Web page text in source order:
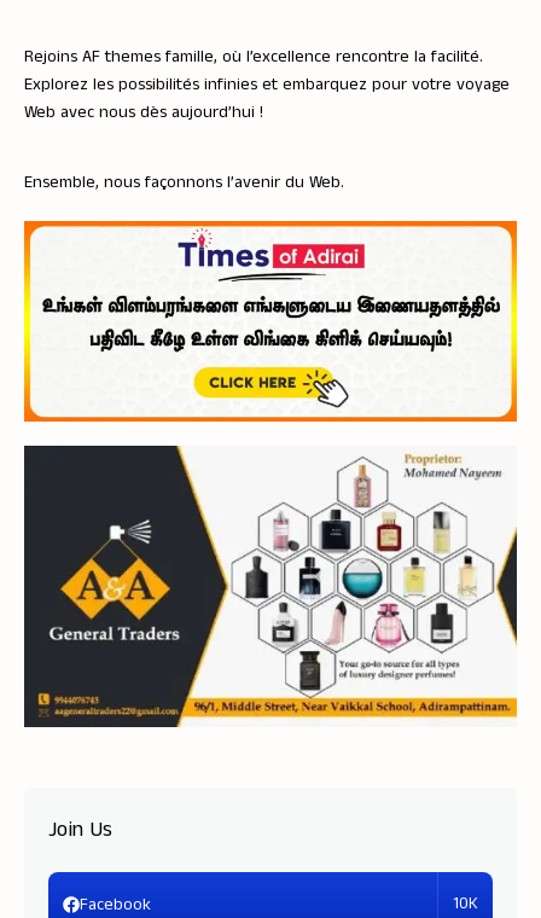
Rejoins AF themes famille, où l’excellence rencontre la facilité.
Explorez les possibilités infinies et embarquez pour votre voyage
Web avec nous dès aujourd’hui !
Ensemble, nous façonnons l’avenir du Web.
Join Us
Facebook 10K